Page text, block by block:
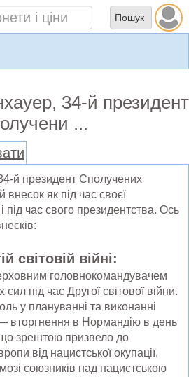
34-й президент
...
й президент Сполучених
внесок як під час своєї
під час свого президентства. Ось
світовій війні:
головнокомандувачем
під час Другої світової війни.
у плануванні та виконанні
вторгнення в Нормандію в день
зрештою призвело до
від нацистської окупації.
союзників над нацистською